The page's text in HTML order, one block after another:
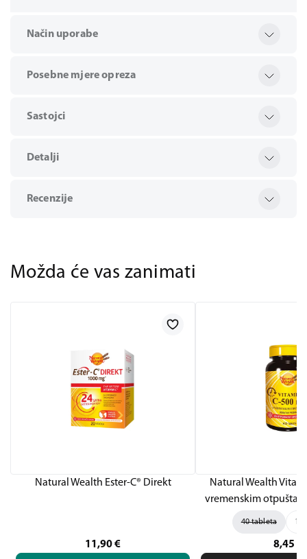
Način uporabe
Posebne mjere opreza
Sastojci
Detalji
Recenzije
Možda će vas zanimati
Natural Wealth Ester-C® Direkt
11,90€
Natural Wealth
vremenskim
40 tableta
8,45